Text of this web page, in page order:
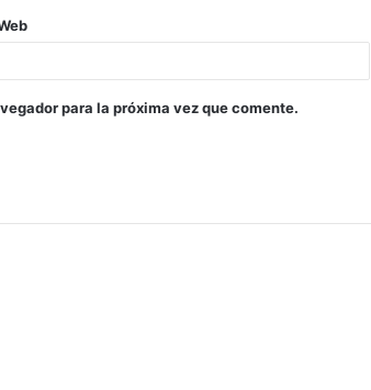
para la próxima vez que comente.